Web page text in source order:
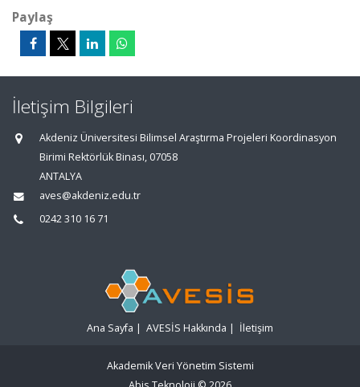
Paylaş
İletişim Bilgileri
Akdeniz Üniversitesi Bilimsel Araştırma Projeleri Koordinasyon
Birimi Rektörlük Binası, 07058
ANTALYA
aves@akdeniz.edu.tr
0242 310 16 71
Ana Sayfa | AVESİS Hakkında | İletişim
Akademik Veri Yönetim Sistemi